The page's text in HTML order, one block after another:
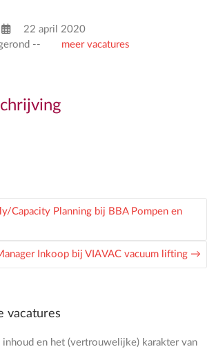
22 april 2020
--
meer vacatures
Capacity Planning bij BBA Pompen en
Inkoop bij VIAVAC vacuum lifting →
vacatures
en het (vertrouwelijke) karakter van